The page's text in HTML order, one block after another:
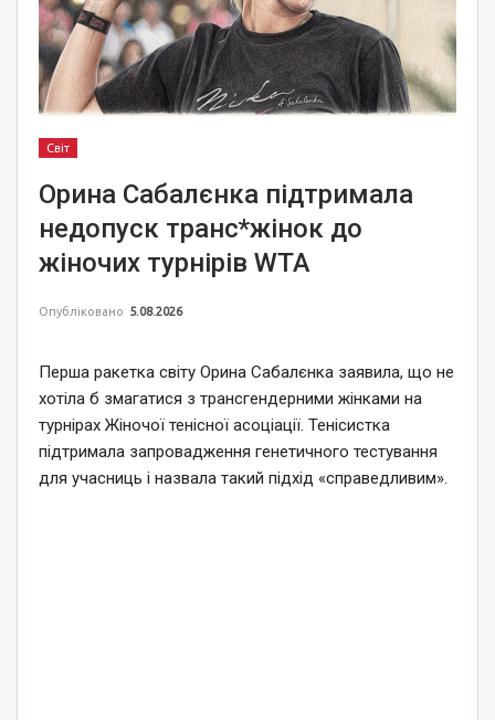
Світ
Орина Сабалєнка підтримала
недопуск транс*жінок до
жіночих турнірів WTA
Опубліковано 5.08.2026
Перша ракетка світу Орина Сабалєнка заявила, що не
хотіла б змагатися з трансгендерними жінками на
турнірах Жіночої тенісної асоціації. Тенісистка
підтримала запровадження генетичного тестування
для учасниць і назвала такий підхід «справедливим».